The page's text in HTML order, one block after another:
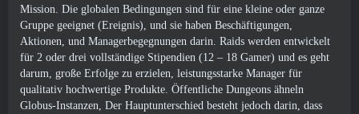
Mission. Die globalen Bedingungen sind für eine kleine oder ganze
Gruppe geeignet (Ereignis), und sie haben Beschäftigungen,
Aktionen, und Managerbegegnungen darin. Raids werden entwickelt
für 2 oder drei vollständige Stipendien (12 – 18 Gamer) und es geht
darum, große Erfolge zu erzielen, leistungsstarke Manager für
qualitativ hochwertige Produkte. Öffentliche Dungeons ähneln
Globus-Instanzen, Der Hauptunterschied besteht jedoch darin, dass